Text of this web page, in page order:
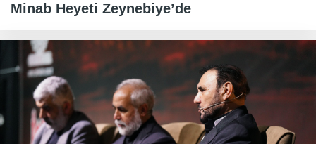
Minab Heyeti Zeynebiye’de